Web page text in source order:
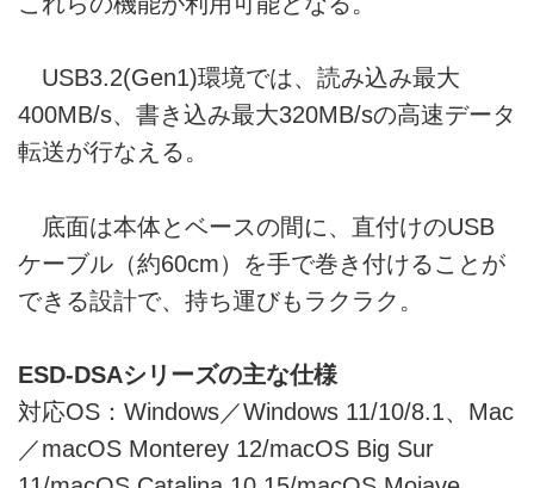
USB3.2(Gen1)環境では、読み込み最大
400MB/s、書き込み最大320MB/sの高速データ
転送が行なえる。
底面は本体とベースの間に、直付けのUSB
ケーブル（約60cm）を手で巻き付けることが
できる設計で、持ち運びもラクラク。
ESD-DSAシリーズの主な仕様
対応OS：Windows／Windows 11/10/8.1、Mac
／macOS Monterey 12/macOS Big Sur